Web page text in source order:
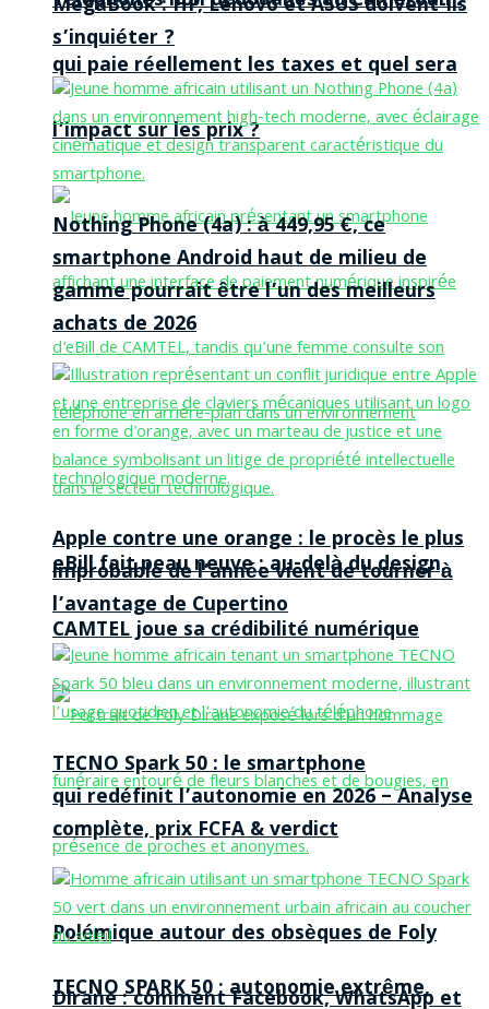
qui paie réellement les taxes et quel sera
l’impact sur les prix ?
eBill fait peau neuve : au-delà du design,
CAMTEL joue sa crédibilité numérique
Polémique autour des obsèques de Foly
Dirane : comment Facebook, WhatsApp et
MegaBook : HP, Lenovo et ASUS doivent-ils
s’inquiéter ?
Nothing Phone (4a) : à 449,95 €, ce
smartphone Android haut de milieu de
gamme pourrait être l’un des meilleurs
achats de 2026
Apple contre une orange : le procès le plus
improbable de l’année vient de tourner à
l’avantage de Cupertino
TECNO Spark 50 : le smartphone
qui redéfinit l’autonomie en 2026 – Analyse
complète, prix FCFA & verdict
TECNO SPARK 50 : autonomie extrême,